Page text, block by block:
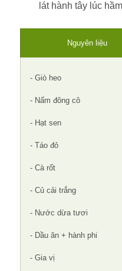
lát hành tây lúc
Nguyên liệu
- Giò heo
- Nấm đông cô
- Hạt sen
- Táo đỏ
- Cà rốt
- Củ cải trắng
- Nước dừa tươi
- Dầu ăn + hành phi
- Gia vị